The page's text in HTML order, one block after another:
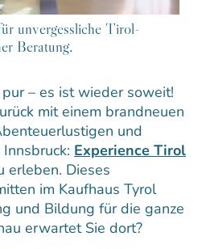
unvergessliche Tirol-
Beratung.
– es ist wieder soweit!
mit einem brandneuen
und
Experience Tirol
erleben. Dieses
im Kaufhaus Tyrol
und Bildung für die ganze
erwartet Sie dort?